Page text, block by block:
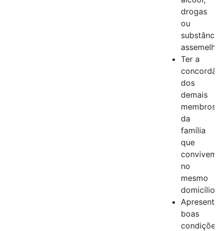
drogas
ou
Ter a
dos
demais
membros
da
família
que
convivem
no
mesmo
domicílio;
Apresentar
boas
condições